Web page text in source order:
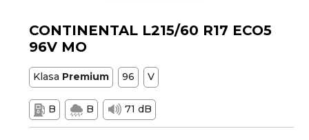
CONTINENTAL L215/60 R17 ECO5
96V MO
Klasa Premium 96 V
B B 71 dB